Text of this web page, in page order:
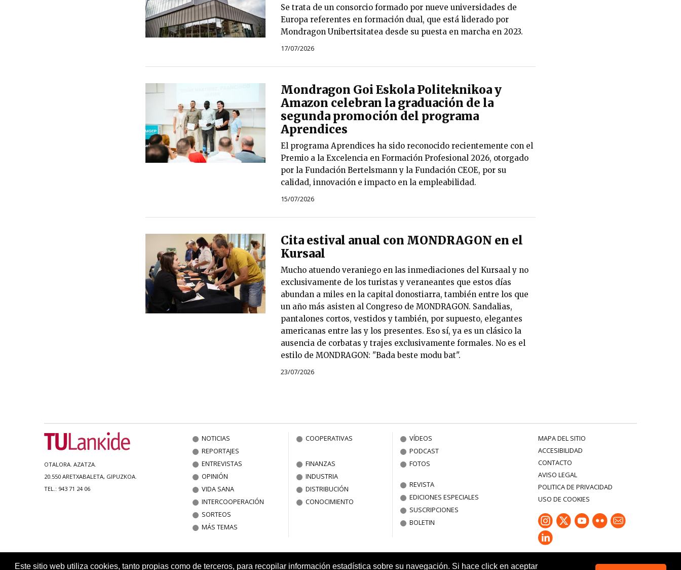
Este sitio web utiliza cookies, tanto propias como de terceros, para recopilar información estadística sobre su navegación. Si hace click en aceptar
Se trata de un consorcio formado por nueve universidades de
Europa referentes en formación dual, que está liderado por
Mondragon Unibertsitatea desde su puesta en marcha en 2023.
17/07/2026
Mondragon Goi Eskola Politeknikoa y
Amazon celebran la graduación de la
segunda promoción del programa
Aprendices
El programa Aprendices ha sido reconocido recientemente con el
Premio a la Excelencia en Formación Profesional 2026, otorgado
por la Fundación Bertelsmann y la Fundación CEOE, por su
calidad, innovación e impacto en la empleabilidad.
15/07/2026
Cita estival anual con MONDRAGON en el
Kursaal
Mucho atuendo veraniego en las inmediaciones del Kursaal y no
exclusivamente de los turistas y veraneantes que estos días
abundan a miles en la capital donostiarra, también entre los que
un año más asisten al Congreso de MONDRAGON. Sandalias,
pantalones cortos, vestidos y también, por supuesto, elegantes
americanas entre las y los presentes. Eso sí, ya es un clásico la
ausencia de corbatas y trajes exclusivamente formales. No es el
estilo de MONDRAGON: "Bada beste modu bat".
23/07/2026
OTALORA. AZATZA.
20.550 ARETXABALETA, GIPUZKOA.
TEL.: 943 71 24 06
NOTICIAS
REPORTAJES
ENTREVISTAS
OPINIÓN
VIDA SANA
INTERCOOPERACIÓN
SORTEOS
MÁS TEMAS
COOPERATIVAS
FINANZAS
INDUSTRIA
DISTRIBUCIÓN
CONOCIMIENTO
VÍDEOS
PODCAST
FOTOS
REVISTA
EDICIONES ESPECIALES
SUSCRIPCIONES
BOLETIN
MAPA DEL SITIO
ACCESIBILIDAD
CONTACTO
AVISO LEGAL
POLITICA DE PRIVACIDAD
USO DE COOKIES